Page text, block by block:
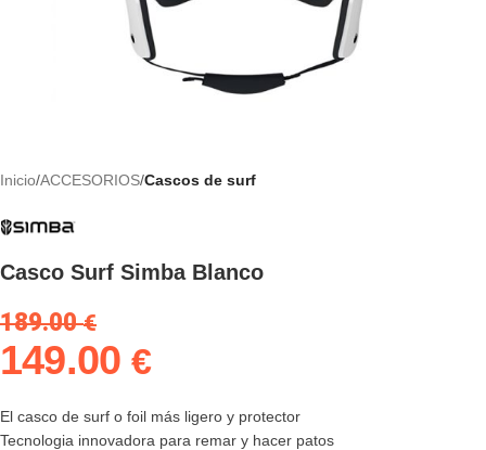
Inicio ACCESORIOS Cascos de surf
Casco Surf Simba Blanco
189.00€
149.00€
El casco de surf o foil más ligero y protector
Tecnologia innovadora para remar y hacer patos